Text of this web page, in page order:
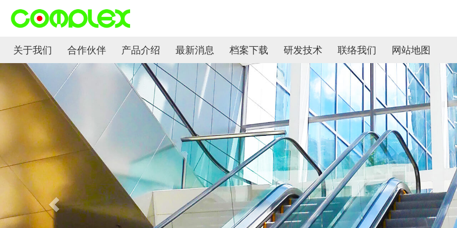
关于我们 合作伙伴 产品介绍 最新消息 档案下载 研发技术 联络我们 网站地图
e
v
i
u
s